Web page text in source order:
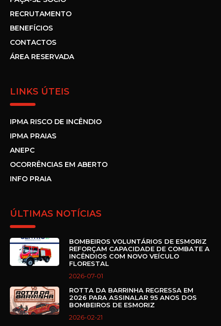
RECRUTAMENTO
BENEFÍCIOS
CONTACTOS
ÁREA RESERVADA
LINKS ÚTEIS
IPMA RISCO DE INCÊNDIO
IPMA PRAIAS
ANEPC
OCORRÊNCIAS EM ABERTO
INFO PRAIA
ÚLTIMAS NOTÍCIAS
BOMBEIROS VOLUNTÁRIOS DE ESMORIZ
REFORÇAM CAPACIDADE DE COMBATE A
INCÊNDIOS COM NOVO VEÍCULO
FLORESTAL
2026-07-01
ROTTA DA BARRINHA REGRESSA EM
2026 PARA ASSINALAR 95 ANOS DOS
BOMBEIROS DE ESMORIZ
2026-02-21